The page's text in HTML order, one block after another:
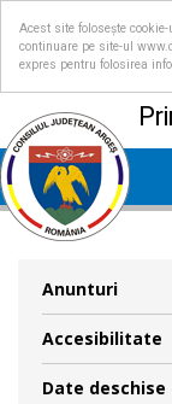
Acest site folosește
continuare pe site-ul
expres pentru folosirea
Anunturi
Accesibilitate
Date deschise